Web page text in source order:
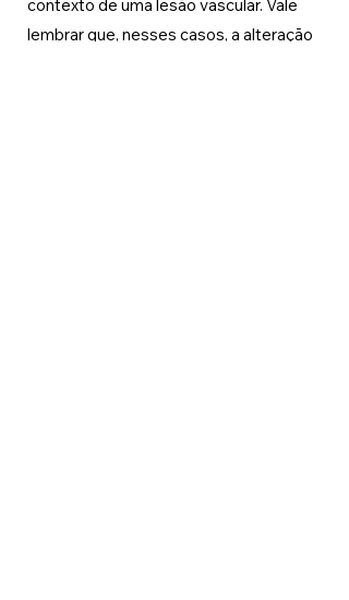
contexto de uma lesão vascular. Vale
lembrar que, nesses casos, a alteração